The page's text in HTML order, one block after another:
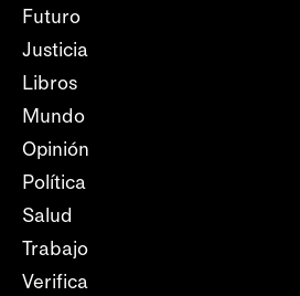
Futuro
Justicia
Libros
Mundo
Opinión
Política
Salud
Trabajo
Verifica